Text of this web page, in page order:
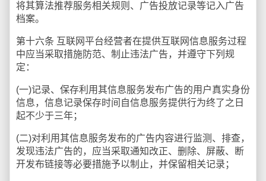
将其算法推荐服务相关规则、广告投放记录等记入广告
档案。
第十六条 互联网平台经营者在提供互联网信息服务过程
中应当采取措施防范、制止违法广告，并遵守下列规
定：
(一)记录、保存利用其信息服务发布广告的用户真实身份
信息，信息记录保存时间自信息服务提供行为终了之日
起不少于三年；
(二)对利用其信息服务发布的广告内容进行监测、排查，
发现违法广告的，应当采取通知改正、删除、屏蔽、断
开发布链接等必要措施予以制止，并保留相关记录；